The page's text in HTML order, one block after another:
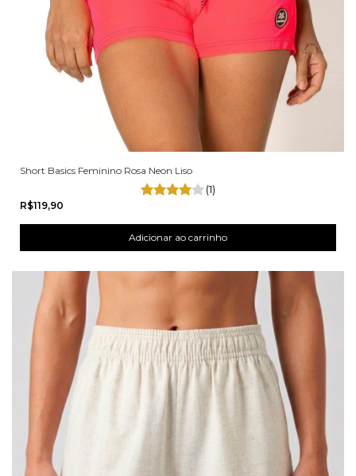
Short Basics Feminino Rosa Neon Liso
(1)
R$119,90